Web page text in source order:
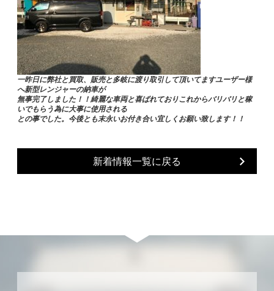
一昨日に弊社と買取、販売と多岐に渡り取引して頂いてますユーザー様
へ新型レンジャーの納車が
無事完了しました！！綺麗な車両と喜ばれておりこれからバリバリと稼
いでもらう為に大事に使用される
との事でした。今後とも末永いお付き合い宜しくお願い致します！！
新着情報一覧に戻る